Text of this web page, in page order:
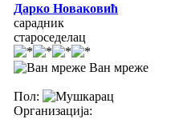
Дарко Новаковић
сарадник
староседелац
Ван мреже
Пол:
Организација: